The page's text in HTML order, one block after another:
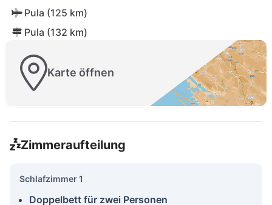
Pula (125 km)
Pula (132 km)
Karte öffnen
Zimmeraufteilung
Schlafzimmer 1
Doppelbett für zwei Personen